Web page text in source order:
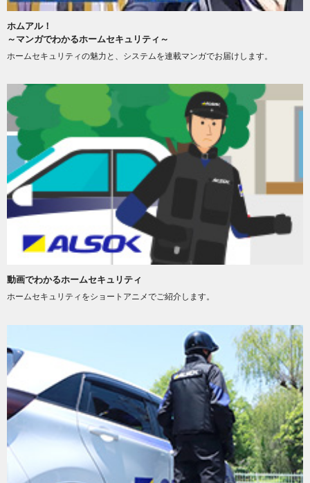
ホムアル！
～マンガでわかるホームセキュリティ～
ホームセキュリティの魅力と、システムを連載マンガでお届けします。
動画でわかるホームセキュリティ
ホームセキュリティをショートアニメでご紹介します。